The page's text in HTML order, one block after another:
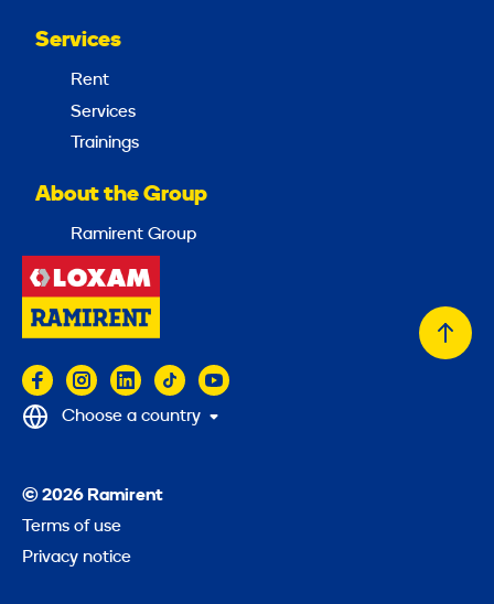
Services
Rent
Services
Trainings
About the Group
Ramirent Group
Back
© 2026 Ramirent
Terms of use
Privacy notice
Choose a country